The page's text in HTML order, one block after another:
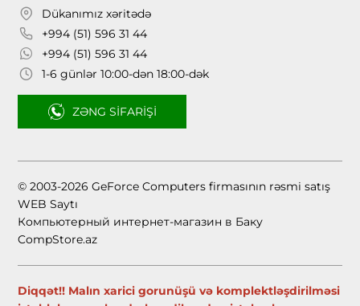
Dükanımız xəritədə
+994 (51) 596 31 44
+994 (51) 596 31 44
1-6 günlər 10:00-dən 18:00-dək
ZƏNG SIFARIŞI
© 2003-2026 GeForce Computers firmasının rəsmi satış
WEB Saytı
Компьютерный интернет-магазин в Баку
CompStore.az
Diqqət!! Malın xarici gorunüşü və komplektləşdirilməsi